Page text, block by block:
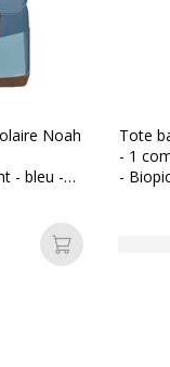
Noah
- bleu -
Ajouter au
Tote
- 1
-